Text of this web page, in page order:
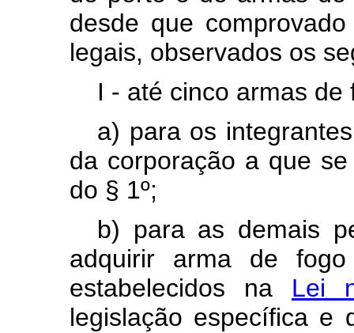
desde que
legais, observados os
I - até cinco armas de
a) para os
da corporação a que
do § 1º;
b) para as demais
adquirir arma de
estabelecidos na Lei
legislação específica e